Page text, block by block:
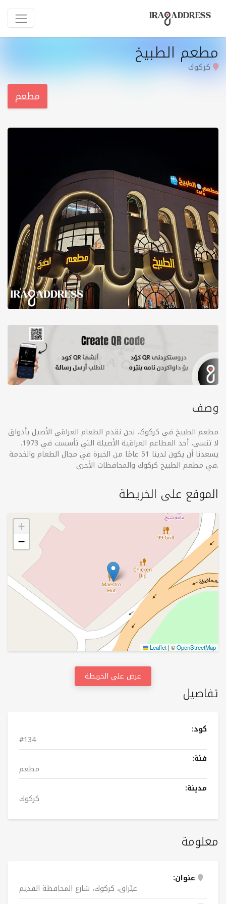
مطعم الطبيخ
کرکوك
مطعم
تفاصيل
كود:
#134
فئة:
مطعم
مدينة:
کرکوك
معلومة
عنوان:
عێراق، کرکوك، شارع المحافظة القديم
وصف
مطعم الطبيخ في کرکوک، نحن نقدم الطعام العراقي الأصيل بأذواق
لا تنسى، أحد المطاعم العراقية الأصيلة التي تأسست في 1973.
يسعدنا أن يكون لدينا 51 عامًا من الخبرة في مجال الطعام والخدمة
في مطعم الطبيخ كركوك والمحافظات الأخرى.
الموقع على الخريطة
+
−
Leaflet | ©OpenStreetMap
عرض على الخريطة